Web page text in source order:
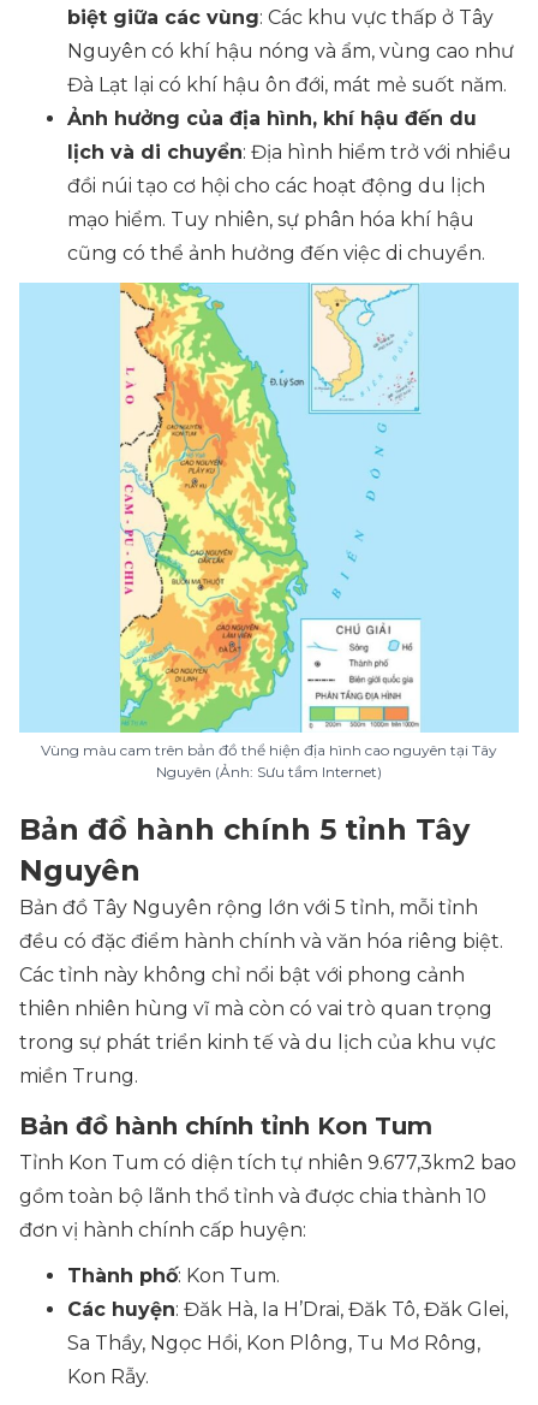
biệt giữa các vùng: Các khu vực thấp ở Tây
Nguyên có khí hậu nóng và ẩm, vùng cao như
Đà Lạt lại có khí hậu ôn đới, mát mẻ suốt năm.
Ảnh hưởng của địa hình, khí hậu đến du
lịch và di chuyển: Địa hình hiểm trở với nhiều
đồi núi tạo cơ hội cho các hoạt động du lịch
mạo hiểm. Tuy nhiên, sự phân hóa khí hậu
cũng có thể ảnh hưởng đến việc di chuyển.
Vùng màu cam trên bản đồ thể hiện địa hình cao nguyên tại Tây
Nguyên (Ảnh: Sưu tầm Internet)
Bản đồ hành chính 5 tỉnh Tây
Nguyên
Bản đồ Tây Nguyên rộng lớn với 5 tỉnh, mỗi tỉnh
đều có đặc điểm hành chính và văn hóa riêng biệt.
Các tỉnh này không chỉ nổi bật với phong cảnh
thiên nhiên hùng vĩ mà còn có vai trò quan trọng
trong sự phát triển kinh tế và du lịch của khu vực
miền Trung.
Bản đồ hành chính tỉnh Kon Tum
Tỉnh Kon Tum có diện tích tự nhiên 9.677,3km2 bao
gồm toàn bộ lãnh thổ tỉnh và được chia thành 10
đơn vị hành chính cấp huyện:
Thành phố: Kon Tum.
Các huyện: Đăk Hà, Ia H’Drai, Đăk Tô, Đăk Glei,
Sa Thầy, Ngọc Hồi, Kon Plông, Tu Mơ Rông,
Kon Rẫy.